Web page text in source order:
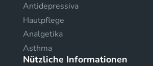
Antidepressiva
Hautpflege
Analgetika
Asthma
Nützliche Informationen